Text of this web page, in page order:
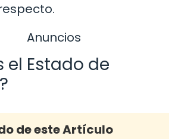
Anuncios
el Estado de
de este Artículo